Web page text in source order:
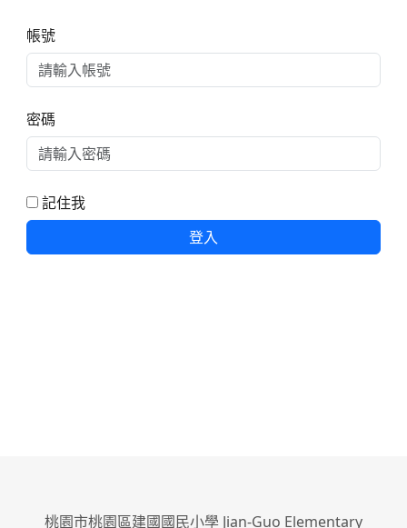
帳號
密碼
記住我
登入
桃園市桃園區建國國民小學 Jian-Guo Elementary